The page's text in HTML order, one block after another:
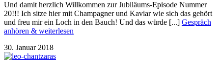
Und damit herzlich Willkommen zur Jubiläums-Episode Nummer
20!!! Ich sitze hier mit Champagner und Kaviar wie sich das gehört
und freu mir ein Loch in den Bauch! Und das würde [...] Gespräch
anhören & weiterlesen
30. Januar 2018